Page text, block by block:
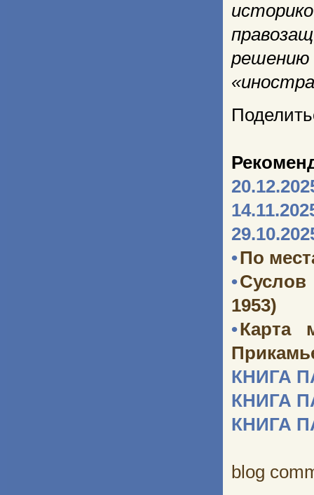
решению
•По
•
1953)
•Карта
КНИГА
КНИГА
КНИГА
blog